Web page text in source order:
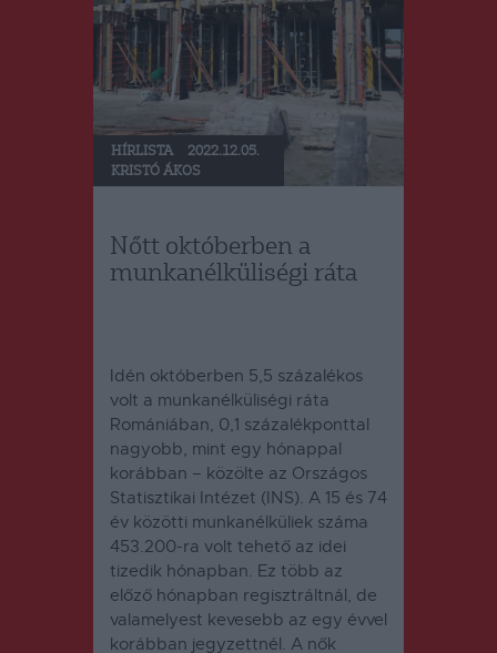
HÍRLISTA
2022.12.05.
KRISTÓ ÁKOS
Nőtt októberben a
munkanélküliségi ráta
Idén októberben 5,5 százalékos
volt a munkanélküliségi ráta
Romániában, 0,1 százalékponttal
nagyobb, mint egy hónappal
korábban – közölte az Országos
Statisztikai Intézet (INS). A 15 és 74
év közötti munkanélküliek száma
453.200-ra volt tehető az idei
tizedik hónapban. Ez több az
előző hónapban regisztráltnál, de
valamelyest kevesebb az egy évvel
korábban jegyzettnél. A nők